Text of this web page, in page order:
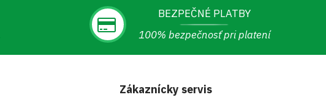
BEZPEČNÉ PLATBY
100% bezpečnosť pri platení
Zákaznícky servis